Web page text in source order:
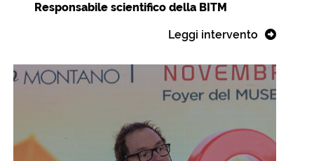
Responsabile scientifico della BITM
Leggi intervento